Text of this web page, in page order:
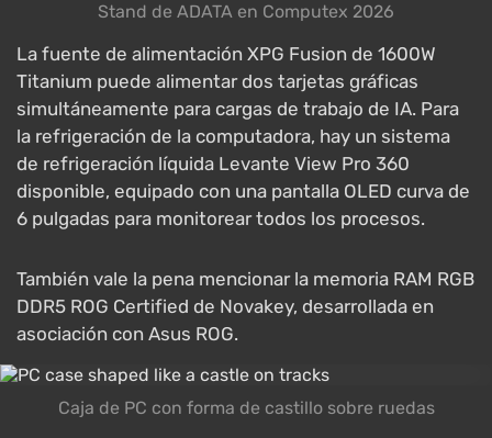
Stand de ADATA en Computex 2026
La fuente de alimentación XPG Fusion de 1600W
Titanium puede alimentar dos tarjetas gráficas
simultáneamente para cargas de trabajo de IA. Para
la refrigeración de la computadora, hay un sistema
de refrigeración líquida Levante View Pro 360
disponible, equipado con una pantalla OLED curva de
6 pulgadas para monitorear todos los procesos.
También vale la pena mencionar la memoria RAM RGB
DDR5 ROG Certified de Novakey, desarrollada en
asociación con Asus ROG.
Caja de PC con forma de castillo sobre ruedas